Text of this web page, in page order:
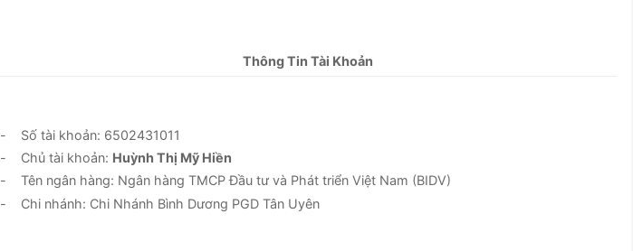
Thông Tin Tài Khoản
- Số tài khoản: 6502431011
- Chủ tài khoản: Huỳnh Thị Mỹ Hiền
- Tên ngân hàng: Ngân hàng TMCP Đầu tư và Phát triển Việt Nam (BIDV)
- Chi nhánh: Chi Nhánh Bình Dương PGD Tân Uyên